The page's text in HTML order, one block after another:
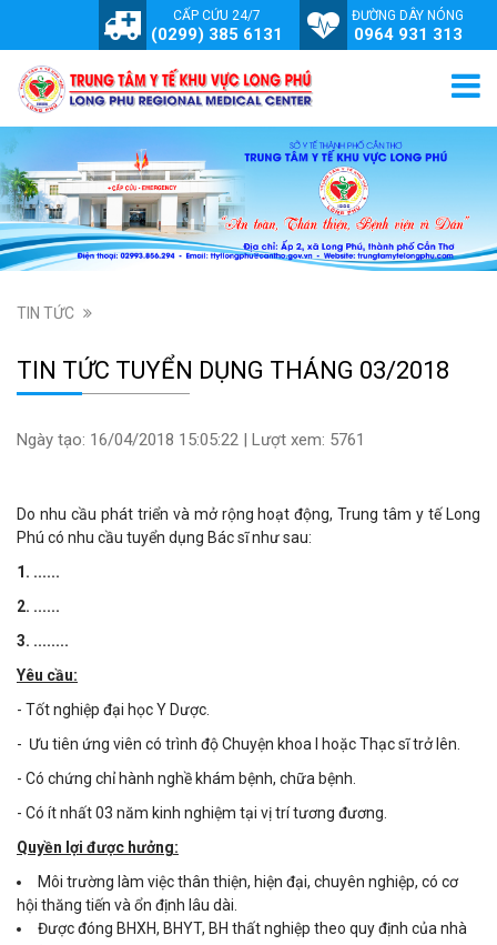
CẤP CỨU 24/7
(0299) 385 6131
ĐƯỜNG DÂY NÓNG
0964 931 313
TIN TỨC
TIN TỨC TUYỂN DỤNG THÁNG 03/2018
Ngày tạo: 16/04/2018 15:05:22 | Lượt xem: 5761
Do nhu cầu phát triển và mở rộng hoạt động, Trung tâm y tế Long
Phú có nhu cầu tuyển dụng Bác sĩ như sau:
1. ......
2. ......
3. ........
Yêu cầu:
- Tốt nghiệp đại học Y Dược.
- Ưu tiên ứng viên có trình độ Chuyện khoa I hoặc Thạc sĩ trở lên.
- Có chứng chỉ hành nghề khám bệnh, chữa bệnh.
- Có ít nhất 03 năm kinh nghiệm tại vị trí tương đương.
Quyền lợi được hưởng:
Môi trường làm việc thân thiện, hiện đại, chuyên nghiệp, có cơ
hội thăng tiến và ổn định lâu dài.
Được đóng BHXH, BHYT, BH thất nghiệp theo quy định của nhà